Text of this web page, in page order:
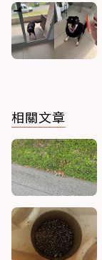
相關文章